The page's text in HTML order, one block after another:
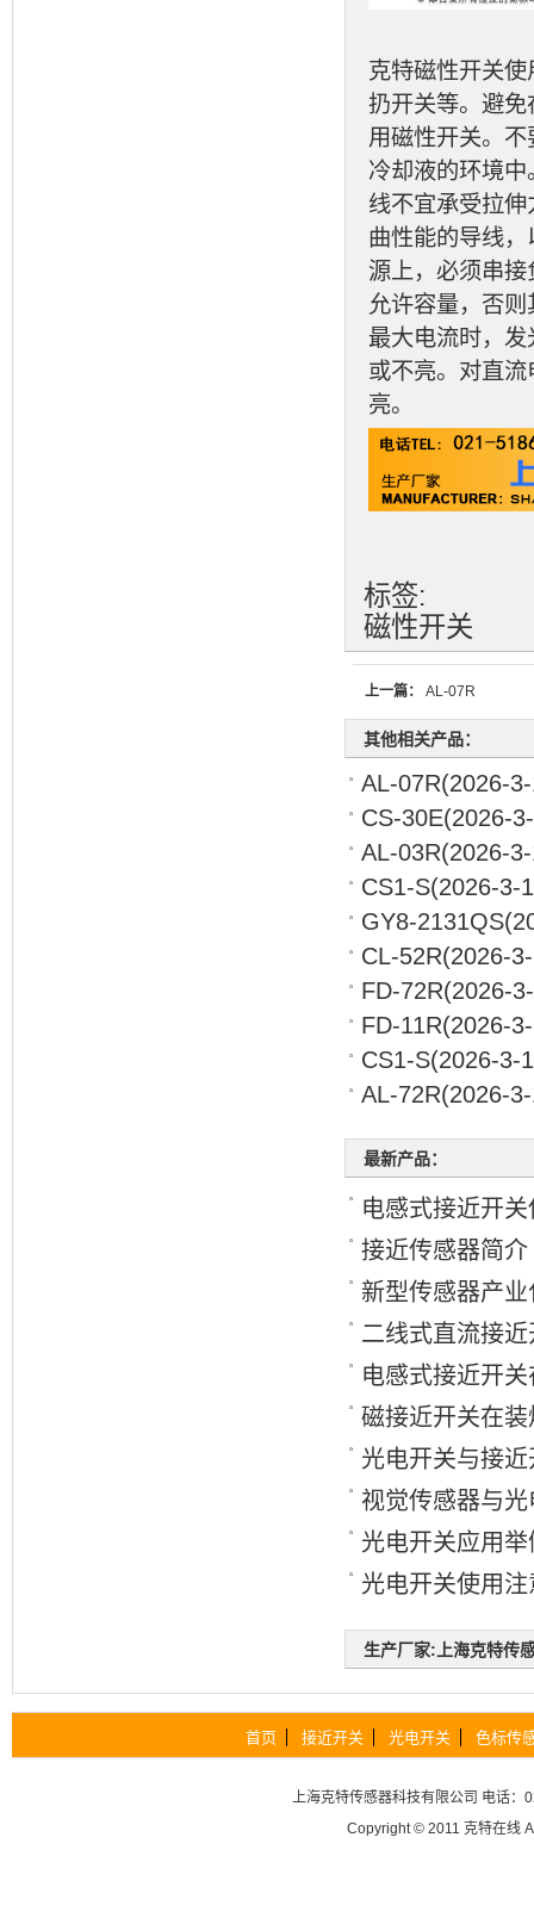
克特磁性开关
扔开关等。避
用磁性开关。
冷却液的环境
线不宜承受拉
曲性能的导线
源上，必须串
允许容量，否
最大电流时，
或不亮。对直
亮。
标签:
磁性开关
上一篇： AL-07R
其他相关产品：
AL-07R(2026-
CS-30E(2026-
AL-03R(2026-
CS1-S(2026-3-
GY8-2131QS
CL-52R(2026-
FD-72R(2026-
FD-11R(2026-
CS1-S(2026-3-
AL-72R(2026-
最新产品：
电感式接近开
接近传感器简介
新型传感器产
二线式直流接
电感式接近开
磁接近开关在
光电开关与接
视觉传感器与
光电开关应用举
光电开关使用
生产厂家:上海克特传
首页 接近开关 光电开关 色标传
上海克特传感器科技有限公司 电话：
Copyright © 2011 克特在线